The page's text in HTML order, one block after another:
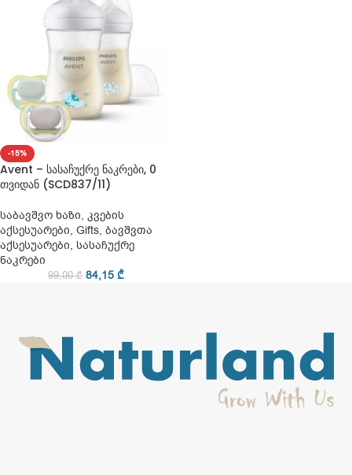
-15%
Avent – სასაჩუქრე ნაკრები, 0
თვიდან (SCD837/11)
საბავშვო ხაზი, კვების
აქსესუარები, Gifts, ბავშვთა
აქსესუარები, სასაჩუქრე
ნაკრები
99,00₾ 84,15 ₾